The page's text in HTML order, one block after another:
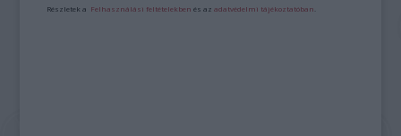
Részletek a Felhasználási feltételekben és azadatvédelmi tájékoztatóban